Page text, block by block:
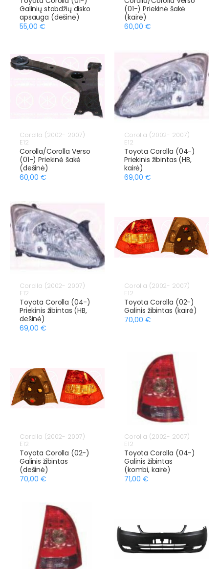
Galinių stabdžių disko
apsauga (dešinė)
55,00 €
(01-) Priekinė šakė
(kairė)
60,00 €
Corolla (2002- 2007)
E12
Corolla/Corolla Verso
(01-) Priekinė šakė
(dešinė)
60,00 €
Corolla (2002- 2007)
E12
Toyota Corolla (04-)
Priekinis žibintas (HB,
kairė)
69,00 €
Corolla (2002- 2007)
E12
Toyota Corolla (04-)
Priekinis žibintas (HB,
dešinė)
69,00 €
Corolla (2002- 2007)
E12
Toyota Corolla (02-)
Galinis žibintas (kairė)
70,00 €
Corolla (2002- 2007)
E12
Toyota Corolla (02-)
Galinis žibintas
(dešinė)
70,00 €
Corolla (2002- 2007)
E12
Toyota Corolla (04-)
Galinis žibintas
(kombi, kairė)
71,00 €